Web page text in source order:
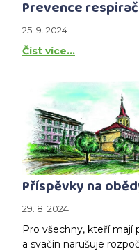
Prevence
25. 9. 2024
Číst více…
Příspěvky na
29. 8. 2024
Pro všechny, kteří mají
a svačin narušuje